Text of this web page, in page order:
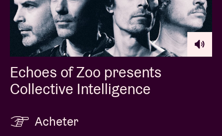
Echoes of Zoo presents
Collective Intelligence
Acheter